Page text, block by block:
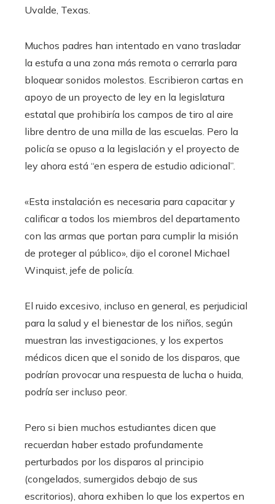
Uvalde, Texas.
Muchos padres han intentado en vano trasladar
la estufa a una zona más remota o cerrarla para
bloquear sonidos molestos. Escribieron cartas en
apoyo de un proyecto de ley en la legislatura
estatal que prohibiría los campos de tiro al aire
libre dentro de una milla de las escuelas. Pero la
policía se opuso a la legislación y el proyecto de
ley ahora está “en espera de estudio adicional”.
«Esta instalación es necesaria para capacitar y
calificar a todos los miembros del departamento
con las armas que portan para cumplir la misión
de proteger al público», dijo el coronel Michael
Winquist, jefe de policía.
El ruido excesivo, incluso en general, es perjudicial
para la salud y el bienestar de los niños, según
muestran las investigaciones, y los expertos
médicos dicen que el sonido de los disparos, que
podrían provocar una respuesta de lucha o huida,
podría ser incluso peor.
Pero si bien muchos estudiantes dicen que
recuerdan haber estado profundamente
perturbados por los disparos al principio
(congelados, sumergidos debajo de sus
escritorios), ahora exhiben lo que los expertos en